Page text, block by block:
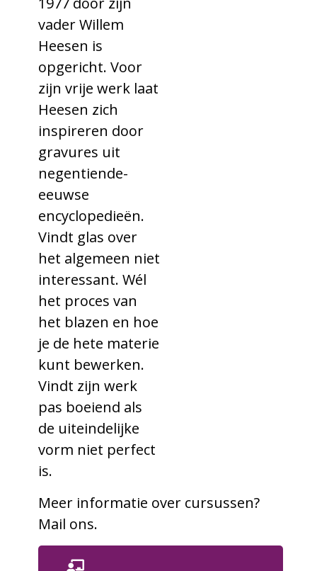
vader Willem
Heesen is
opgericht. Voor
zijn vrije werk laat
Heesen zich
inspireren door
gravures uit
negentiende-
eeuwse
encyclopedieën.
Vindt glas over
het algemeen niet
interessant. Wél
het proces van
het blazen en hoe
je de hete materie
kunt bewerken.
Vindt zijn werk
pas boeiend als
de uiteindelijke
vorm niet perfect
is.
Meer informatie over cursussen?
Mail ons.